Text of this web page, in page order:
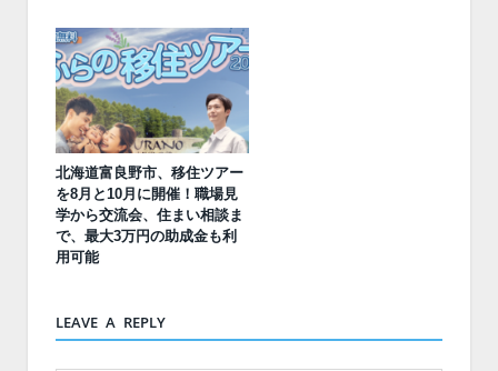
北海道富良野市、移住ツアー
を8月と10月に開催！職場見
学から交流会、住まい相談ま
で、最大3万円の助成金も利
用可能
LEAVE A REPLY